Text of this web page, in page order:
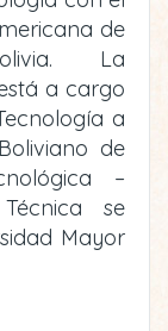
de
La
a cargo
a
de
–
se
Mayor